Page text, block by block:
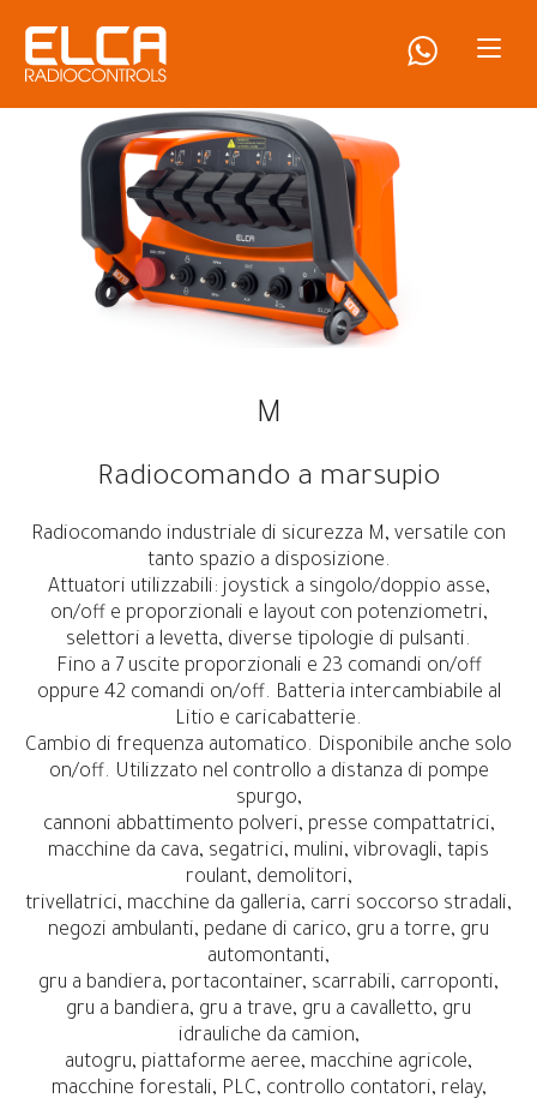
M
Radiocomando a marsupio
Radiocomando industriale di sicurezza M, versatile con
tanto spazio a disposizione.
Attuatori utilizzabili: joystick a singolo/doppio asse,
on/off e proporzionali e layout con potenziometri,
selettori a levetta, diverse tipologie di pulsanti.
Fino a 7 uscite proporzionali e 23 comandi on/off
oppure 42 comandi on/off. Batteria intercambiabile al
Litio e caricabatterie.
Cambio di frequenza automatico. Disponibile anche solo
on/off. Utilizzato nel controllo a distanza di pompe
spurgo,
cannoni abbattimento polveri, presse compattatrici,
macchine da cava, segatrici, mulini, vibrovagli, tapis
roulant, demolitori,
trivellatrici, macchine da galleria, carri soccorso stradali,
negozi ambulanti, pedane di carico, gru a torre, gru
automontanti,
gru a bandiera, portacontainer, scarrabili, carroponti,
gru a bandiera, gru a trave, gru a cavalletto, gru
idrauliche da camion,
autogru, piattaforme aeree, macchine agricole,
macchine forestali, PLC, controllo contatori, relay,